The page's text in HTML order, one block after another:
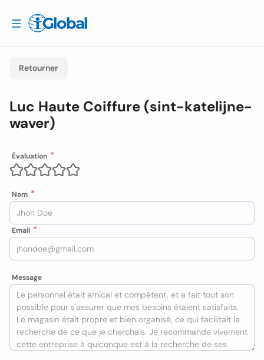
Retourner
Luc Haute Coiffure (sint-katelijne-
waver)
Évaluation
Nom
Email
Message